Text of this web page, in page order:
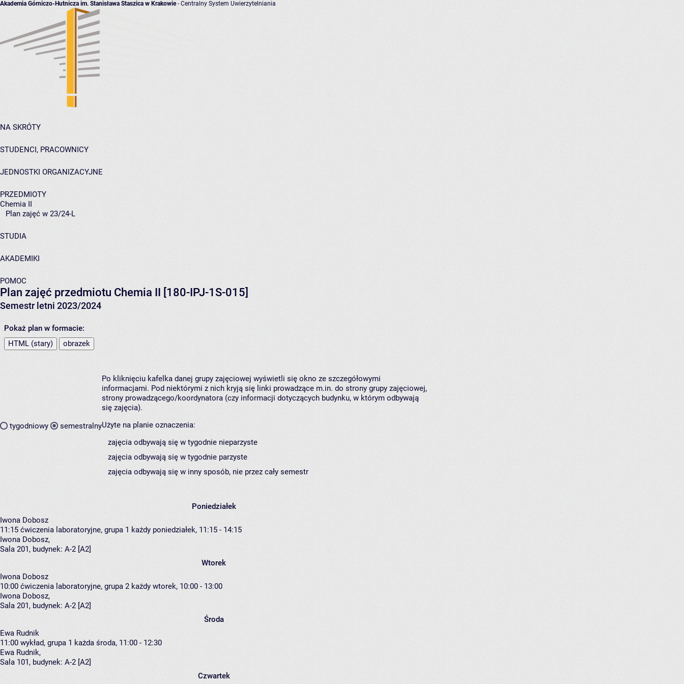
Akademia Górniczo-Hutnicza im. Stanisława Staszica w Krakowie- Centralny System Uwierzytelniania
NA SKRÓTY
STUDENCI, PRACOWNICY
JEDNOSTKI ORGANIZACYJNE
PRZEDMIOTY
Chemia II
Plan zajęć w 23/24-L
STUDIA
AKADEMIKI
POMOC
Plan zajęć przedmiotu Chemia II [180-IPJ-1S-015]
Semestr letni 2023/2024
Pokaż plan w formacie:
HTML (stary)
obrazek
tygodniowy semestralny
Po kliknięciu kafelka danej grupy zajęciowej wyświetli się okno ze szczegółowymi
informacjami. Pod niektórymi z nich kryją się linki prowadzące m.in. do strony grupy zajęciowej,
strony prowadzącego/koordynatora (czy informacji dotyczących budynku, w którym odbywają
się zajęcia).
Użyte na planie oznaczenia:
zajęcia odbywają się w tygodnie nieparzyste
zajęcia odbywają się w tygodnie parzyste
zajęcia odbywają się w inny sposób, nie przez cały semestr
Poniedziałek
Iwona Dobosz
11:15 ćwiczenia laboratoryjne, grupa 1 każdy poniedziałek, 11:15 - 14:15
Iwona Dobosz,
Sala 201, budynek: A-2 [A2]
Wtorek
Iwona Dobosz
10:00 ćwiczenia laboratoryjne, grupa 2 każdy wtorek, 10:00 - 13:00
Iwona Dobosz,
Sala 201, budynek: A-2 [A2]
Środa
Ewa Rudnik
11:00 wykład, grupa 1 każda środa, 11:00 - 12:30
Ewa Rudnik,
Sala 101, budynek: A-2 [A2]
Czwartek